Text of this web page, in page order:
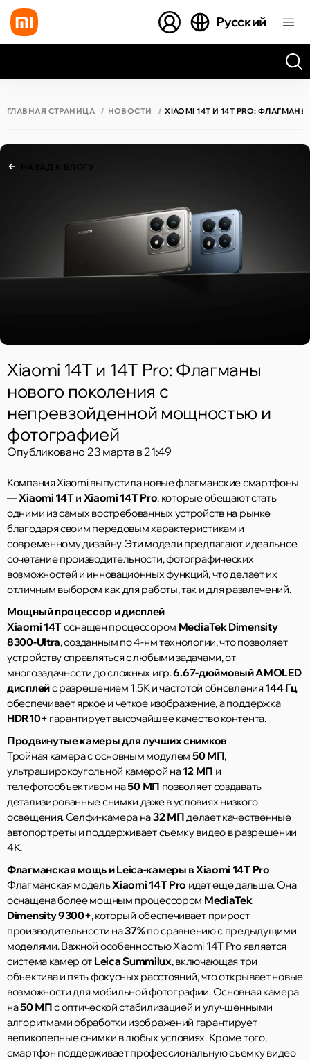
Русский
ГЛАВНАЯ СТРАНИЦА НОВОСТИ XIAOMI 14T И 14T PRO:
НАЗАД К БЛОГУ
Xiaomi 14T и 14T Pro: Флагманы
нового поколения с
непревзойденной мощностью и
фотографией
Опубликовано 23 марта в 21:49
Компания Xiaomi выпустила новые флагманские смартфоны
—Xiaomi 14Tи Xiaomi 14T Pro, которые обещают стать
одними из самых востребованных устройств на рынке
благодаря своим передовым характеристикам и
современному дизайну. Эти модели предлагают идеальное
сочетание производительности, фотографических
возможностей и инновационных функций, что делает их
отличным выбором как для работы, так и для развлечений.
Мощный процессор и дисплей
Xiaomi 14Tоснащен процессором MediaTek Dimensity
8300-Ultra, созданным по 4-нм технологии, что позволяет
устройству справляться с любыми задачами, от
многозадачности до сложных игр.6.67-дюймовый AMOLED
дисплейс разрешением 1.5К и частотой обновления144 Гц
обеспечивает яркое и четкое изображение, а поддержка
HDR10+ гарантирует высочайшее качество контента.
Продвинутые камеры для лучших снимков
Тройная камера с основным модулем 50 МП,
ультраширокоугольной камерой на12 МП и
телефотообъективом на50 МП позволяет создавать
детализированные снимки даже в условиях низкого
освещения. Селфи-камера на32 МП делает качественные
автопортреты и поддерживает съемку видео в разрешении
4К.
Флагманская мощь и Leica-камеры в Xiaomi 14T Pro
Флагманская модельXiaomi 14T Pro идет еще дальше. Она
оснащена более мощным процессором MediaTek
Dimensity 9300+, который обеспечивает прирост
производительности на37%по сравнению с предыдущими
моделями. Важной особенностью Xiaomi 14T Pro является
система камер от Leica Summilux, включающая три
объектива и пять фокусных расстояний, что открывает новые
возможности для мобильной фотографии. Основная камера
на50 МПс оптической стабилизацией и улучшенными
алгоритмами обработки изображений гарантирует
великолепные снимки в любых условиях. Кроме того,
смартфон поддерживает профессиональную съемку видео